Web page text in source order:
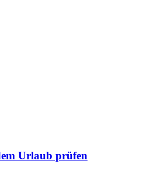
Urlaub prüfen